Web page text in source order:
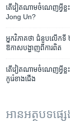
តើ​វៀតណាម​ចំណេញ​អ្វី​ខ្ល
Jong Un?
អ្នក​វិភាគ​ថា ជំនួប​លើក​
ឱកាស​បង្ហាញ​ពី​ការពិត
តើ​វៀត​ណាម​ចំណេញ​អ្វី​ខ្លះ​
កូរ៉េខាង​ជើង
អានអត្ថបទផ្ស